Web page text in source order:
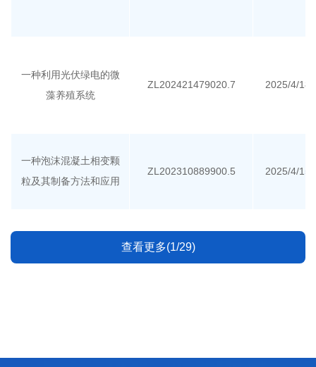
一种利用光伏绿电的微
藻养殖系统
ZL202421479020.7 2025/4/18
一种泡沫混凝土相变颗
粒及其制备方法和应用
ZL202310889900.5 2025/4/15
查看更多(1/29)